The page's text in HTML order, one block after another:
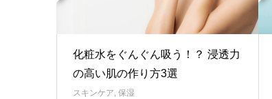
化粧水をぐんぐん吸う！？ 浸透力
の高い肌の作り方3選
スキンケア, 保湿